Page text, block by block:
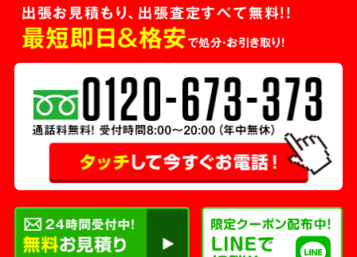
出張お見積もり、出張査定すべて無料!!
最短即日＆格安で処分・お引き取り！